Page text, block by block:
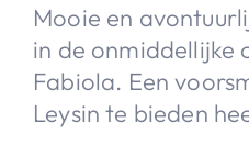
Mooie en
in de onmiddellijke
Fabiola. Een
Leysin te bieden